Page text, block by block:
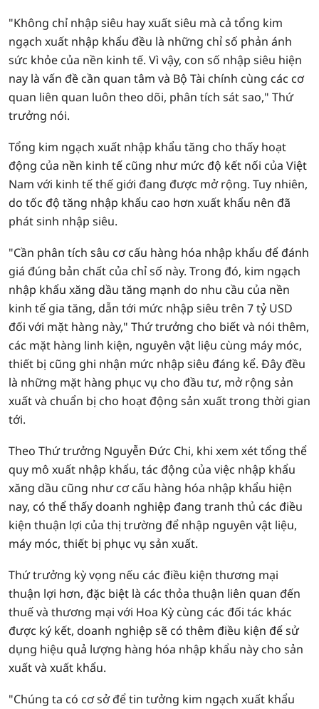
"Không chỉ nhập siêu hay xuất siêu mà cả tổng kim
ngạch xuất nhập khẩu đều là những chỉ số phản ánh
sức khỏe của nền kinh tế. Vì vậy, con số nhập siêu hiện
nay là vấn đề cần quan tâm và Bộ Tài chính cùng các cơ
quan liên quan luôn theo dõi, phân tích sát sao," Thứ
trưởng nói.
Tổng kim ngạch xuất nhập khẩu tăng cho thấy hoạt
động của nền kinh tế cũng như mức độ kết nối của Việt
Nam với kinh tế thế giới đang được mở rộng. Tuy nhiên,
do tốc độ tăng nhập khẩu cao hơn xuất khẩu nên đã
phát sinh nhập siêu.
"Cần phân tích sâu cơ cấu hàng hóa nhập khẩu để đánh
giá đúng bản chất của chỉ số này. Trong đó, kim ngạch
nhập khẩu xăng dầu tăng mạnh do nhu cầu của nền
kinh tế gia tăng, dẫn tới mức nhập siêu trên 7 tỷ USD
đối với mặt hàng này," Thứ trưởng cho biết và nói thêm,
các mặt hàng linh kiện, nguyên vật liệu cùng máy móc,
thiết bị cũng ghi nhận mức nhập siêu đáng kể. Đây đều
là những mặt hàng phục vụ cho đầu tư, mở rộng sản
xuất và chuẩn bị cho hoạt động sản xuất trong thời gian
tới.
Theo Thứ trưởng Nguyễn Đức Chi, khi xem xét tổng thể
quy mô xuất nhập khẩu, tác động của việc nhập khẩu
xăng dầu cũng như cơ cấu hàng hóa nhập khẩu hiện
nay, có thể thấy doanh nghiệp đang tranh thủ các điều
kiện thuận lợi của thị trường để nhập nguyên vật liệu,
máy móc, thiết bị phục vụ sản xuất.
Thứ trưởng kỳ vọng nếu các điều kiện thương mại
thuận lợi hơn, đặc biệt là các thỏa thuận liên quan đến
thuế và thương mại với Hoa Kỳ cùng các đối tác khác
được ký kết, doanh nghiệp sẽ có thêm điều kiện để sử
dụng hiệu quả lượng hàng hóa nhập khẩu này cho sản
xuất và xuất khẩu.
"Chúng ta có cơ sở để tin tưởng kim ngạch xuất khẩu